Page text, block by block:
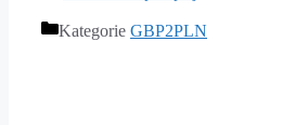
Kategorie GBP2PLN